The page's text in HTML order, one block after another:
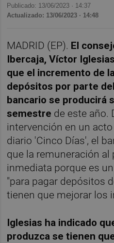
Publicado: 13/06/2023 · 14:37
Actualizado: 13/06/2023 · 14:48
MADRID (EP). El
Ibercaja, Víctor
que el incremento de
depósitos por parte
bancario se producirá
semestre de este año.
intervención en un
diario 'Cinco Días', el
que la remuneración al
inmediata porque es
"para pagar depósitos
tienen que mejorar los
Iglesias ha indicado
produzca se tienen